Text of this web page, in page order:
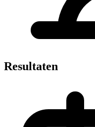
Resultaten